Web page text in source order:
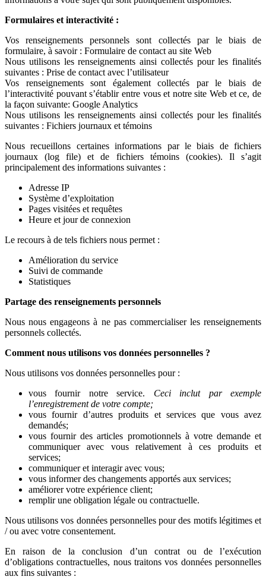
Formulaires et interactivité :
Vos renseignements personnels sont collectés par le biais de
formulaire, à savoir : Formulaire de contact au site Web
Nous utilisons les renseignements ainsi collectés pour les finalités
suivantes : Prise de contact avec l’utilisateur
Vos renseignements sont également collectés par le biais de
l’interactivité pouvant s’établir entre vous et notre site Web et ce, de
la façon suivante: Google Analytics
Nous utilisons les renseignements ainsi collectés pour les finalités
suivantes : Fichiers journaux et témoins
Nous recueillons certaines informations par le biais de fichiers
journaux (log file) et de fichiers témoins (cookies). Il s’agit
principalement des informations suivantes :
Adresse IP
Système d’exploitation
Pages visitées et requêtes
Heure et jour de connexion
Le recours à de tels fichiers nous permet :
Amélioration du service
Suivi de commande
Statistiques
Partage des renseignements personnels
Nous nous engageons à ne pas commercialiser les renseignements
personnels collectés.
Comment nous utilisons vos données personnelles ?
Nous utilisons vos données personnelles pour :
vous fournir notre service. Ceci inclut par exemple
l’enregistrement de votre compte;
vous fournir d’autres produits et services que vous avez
demandés;
vous fournir des articles promotionnels à votre demande et
communiquer avec vous relativement à ces produits et
services;
communiquer et interagir avec vous;
vous informer des changements apportés aux services;
améliorer votre expérience client;
remplir une obligation légale ou contractuelle.
Nous utilisons vos données personnelles pour des motifs légitimes et
/ ou avec votre consentement.
En raison de la conclusion d’un contrat ou de l’exécution
d’obligations contractuelles, nous traitons vos données personnelles
aux fins suivantes :